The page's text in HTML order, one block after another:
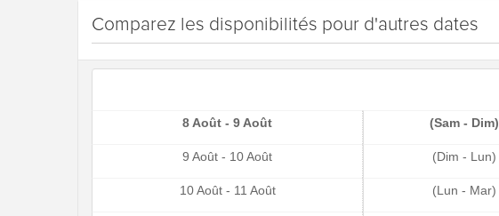
Comparez les disponibilités pour d'autres dates
8 Août - 9 Août (Sam - Dim)
9 Août - 10 Août (Dim - Lun)
10 Août - 11 Août (Lun - Mar)